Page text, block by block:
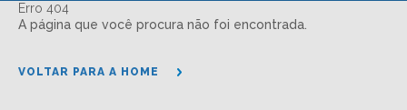
Erro 404
A página que você procura não foi encontrada.
VOLTAR PARA A HOME